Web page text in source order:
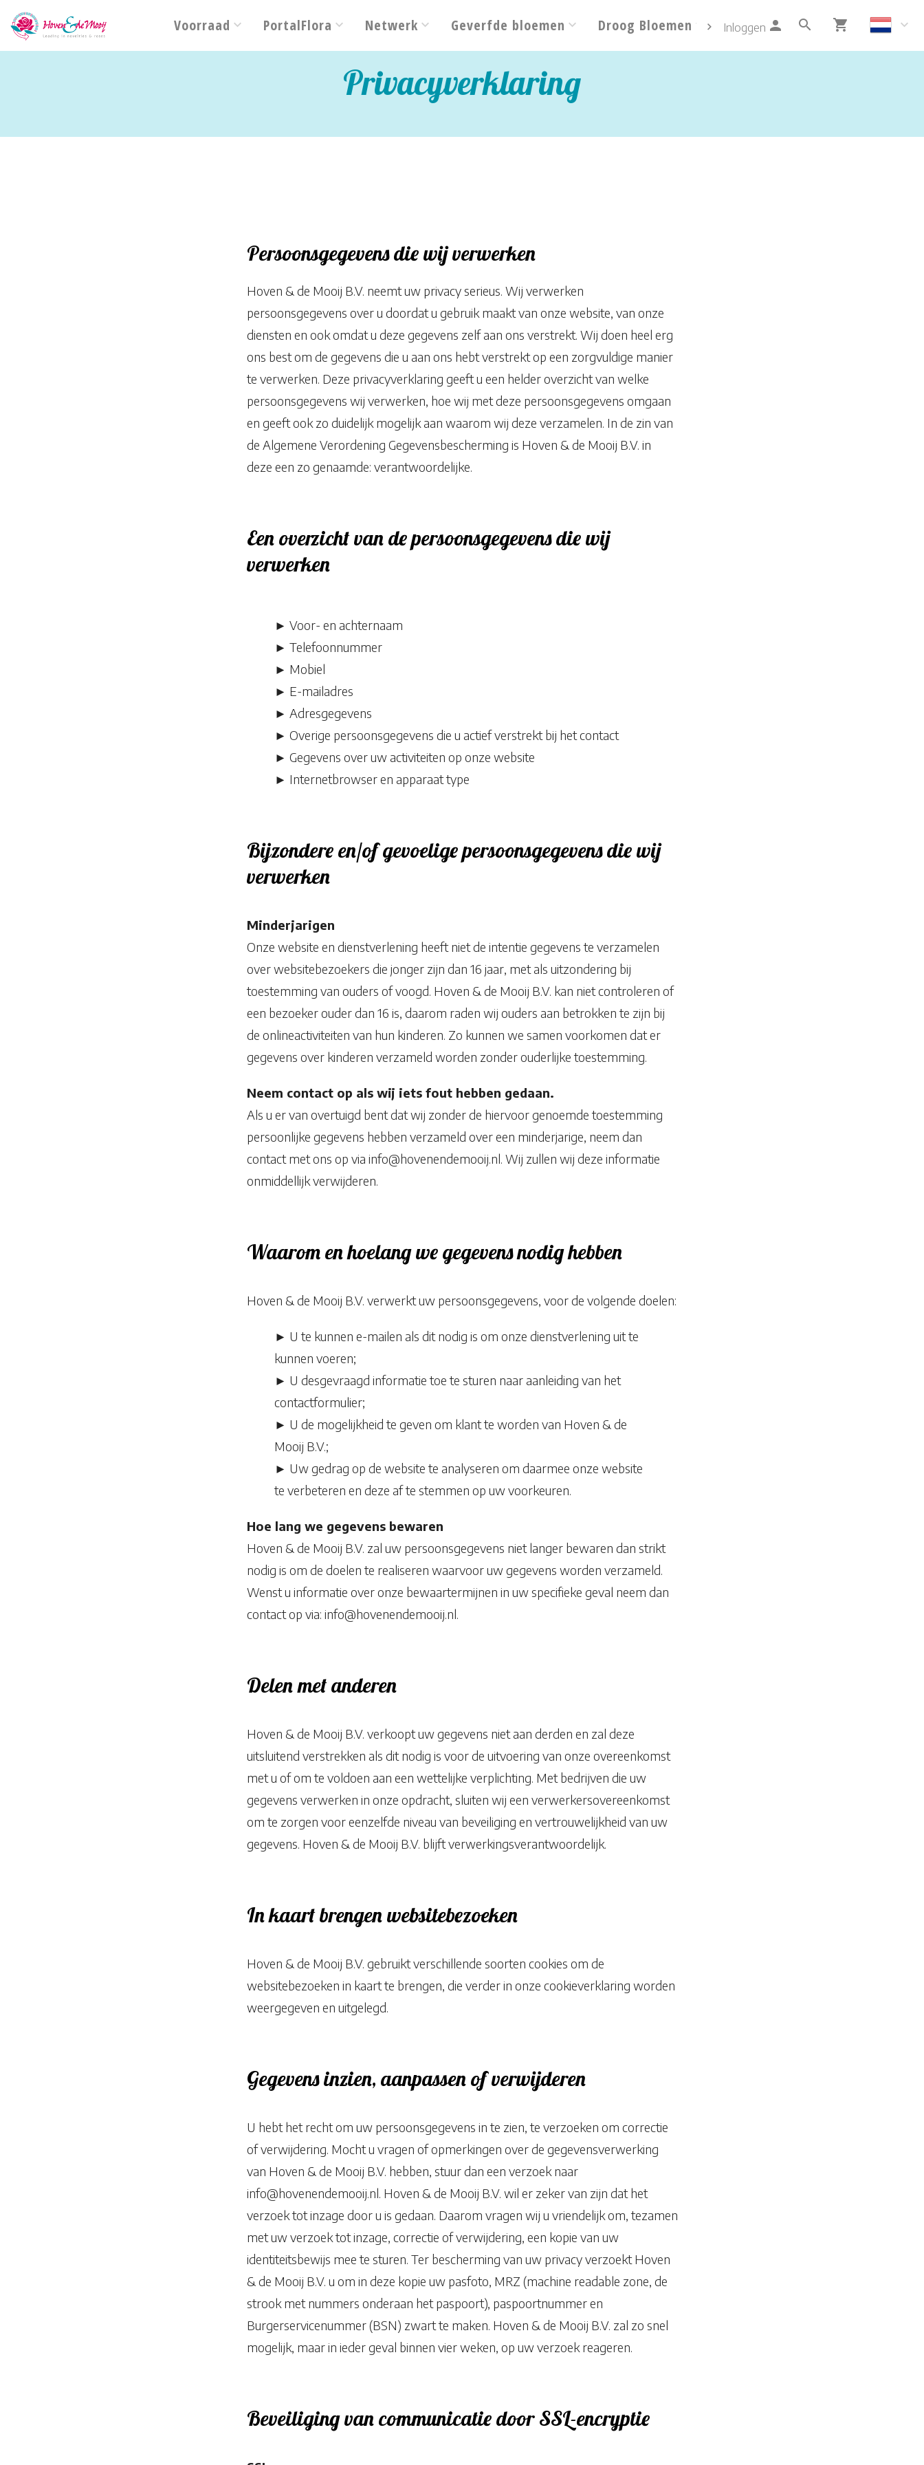
Voorraad PortalFlora Netwerk Geverfde bloemen Droog Bloemen Info Contact
Inloggen
Privacyverklaring
Persoonsgegevens die wij verwerken
Hoven & de Mooij B.V. neemt uw privacy serieus. Wij verwerken
persoonsgegevens over u doordat u gebruik maakt van onze website, van onze
diensten en ook omdat u deze gegevens zelf aan ons verstrekt. Wij doen heel erg
ons best om de gegevens die u aan ons hebt verstrekt op een zorgvuldige manier
te verwerken. Deze privacyverklaring geeft u een helder overzicht van welke
persoonsgegevens wij verwerken, hoe wij met deze persoonsgegevens omgaan
en geeft ook zo duidelijk mogelijk aan waarom wij deze verzamelen. In de zin van
de Algemene Verordening Gegevensbescherming is Hoven & de Mooij B.V. in
deze een zo genaamde: verantwoordelijke.
Een overzicht van de persoonsgegevens die wij
verwerken
► Voor- en achternaam
► Telefoonnummer
► Mobiel
► E-mailadres
► Adresgegevens
► Overige persoonsgegevens die u actief verstrekt bij het contact
► Gegevens over uw activiteiten op onze website
► Internetbrowser en apparaat type
Bijzondere en/of gevoelige persoonsgegevens die wij
verwerken
Minderjarigen
Onze website en dienstverlening heeft niet de intentie gegevens te verzamelen
over websitebezoekers die jonger zijn dan 16 jaar, met als uitzondering bij
toestemming van ouders of voogd. Hoven & de Mooij B.V. kan niet controleren of
een bezoeker ouder dan 16 is, daarom raden wij ouders aan betrokken te zijn bij
de onlineactiviteiten van hun kinderen. Zo kunnen we samen voorkomen dat er
gegevens over kinderen verzameld worden zonder ouderlijke toestemming.
Neem contact op als wij iets fout hebben gedaan.
Als u er van overtuigd bent dat wij zonder de hiervoor genoemde toestemming
persoonlijke gegevens hebben verzameld over een minderjarige, neem dan
contact met ons op via info@hovenendemooij.nl. Wij zullen wij deze informatie
onmiddellijk verwijderen.
Waarom en hoelang we gegevens nodig hebben
Hoven & de Mooij B.V. verwerkt uw persoonsgegevens, voor de volgende doelen:
► U te kunnen e-mailen als dit nodig is om onze dienstverlening uit te
kunnen voeren;
► U desgevraagd informatie toe te sturen naar aanleiding van het
contactformulier;
► U de mogelijkheid te geven om klant te worden van Hoven & de
Mooij B.V.;
► Uw gedrag op de website te analyseren om daarmee onze website
te verbeteren en deze af te stemmen op uw voorkeuren.
Hoe lang we gegevens bewaren
Hoven & de Mooij B.V. zal uw persoonsgegevens niet langer bewaren dan strikt
nodig is om de doelen te realiseren waarvoor uw gegevens worden verzameld.
Wenst u informatie over onze bewaartermijnen in uw specifieke geval neem dan
contact op via: info@hovenendemooij.nl.
Delen met anderen
Hoven & de Mooij B.V. verkoopt uw gegevens niet aan derden en zal deze
uitsluitend verstrekken als dit nodig is voor de uitvoering van onze overeenkomst
met u of om te voldoen aan een wettelijke verplichting. Met bedrijven die uw
gegevens verwerken in onze opdracht, sluiten wij een verwerkersovereenkomst
om te zorgen voor eenzelfde niveau van beveiliging en vertrouwelijkheid van uw
gegevens. Hoven & de Mooij B.V. blijft verwerkingsverantwoordelijk.
In kaart brengen websitebezoeken
Hoven & de Mooij B.V. gebruikt verschillende soorten cookies om de
websitebezoeken in kaart te brengen, die verder in onze cookieverklaring worden
weergegeven en uitgelegd.
Gegevens inzien, aanpassen of verwijderen
U hebt het recht om uw persoonsgegevens in te zien, te verzoeken om correctie
of verwijdering. Mocht u vragen of opmerkingen over de gegevensverwerking
van Hoven & de Mooij B.V. hebben, stuur dan een verzoek naar
info@hovenendemooij.nl. Hoven & de Mooij B.V. wil er zeker van zijn dat het
verzoek tot inzage door u is gedaan. Daarom vragen wij u vriendelijk om, tezamen
met uw verzoek tot inzage, correctie of verwijdering, een kopie van uw
identiteitsbewijs mee te sturen. Ter bescherming van uw privacy verzoekt Hoven
& de Mooij B.V. u om in deze kopie uw pasfoto, MRZ (machine readable zone, de
strook met nummers onderaan het paspoort), paspoortnummer en
Burgerservicenummer (BSN) zwart te maken. Hoven & de Mooij B.V. zal zo snel
mogelijk, maar in ieder geval binnen vier weken, op uw verzoek reageren.
Beveiliging van communicatie door SSL-encryptie